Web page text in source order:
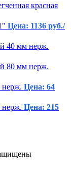
красная
Цена: 1136 руб./
40 мм нерж.
80 мм нерж.
нерж. Цена: 64
нерж. Цена: 215